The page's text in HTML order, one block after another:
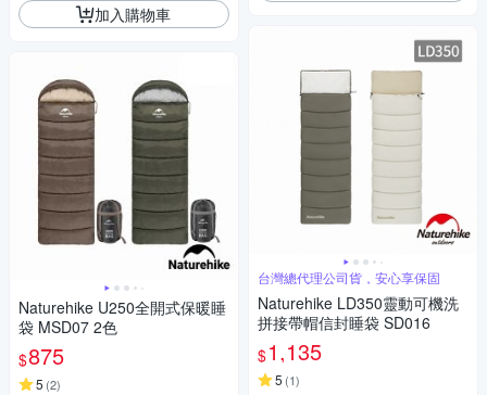
加入購物車
Naturehike U250全開式保暖睡
袋 MSD07 2色
$875
5 (2)
台灣總代理公司貨，安心享保固
Naturehike LD350靈動可機洗
拼接帶帽信封睡袋 SD016
$1,135
5 (1)